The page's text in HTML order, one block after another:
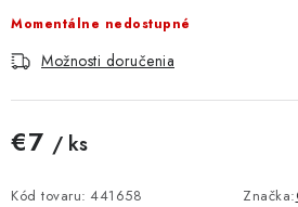
KAMERY
OSTATNÉ PRÍSLUŠENSTVO
Doprava a platba Ako nakupovať
Momentálne nedostupné
Možnosti doručenia
€7 / ks
Kód tovaru: 441658 Značka: